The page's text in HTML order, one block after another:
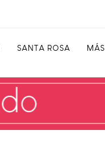
SANTA ROSA MÁS